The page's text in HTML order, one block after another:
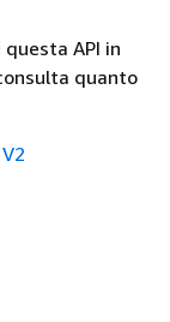
API in
quanto